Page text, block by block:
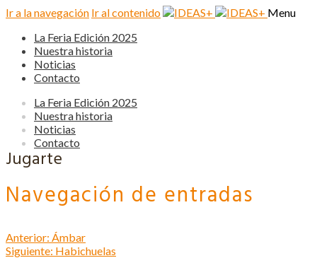
Ir a la navegación Ir al contenido
Menu
La Feria Edición 2025
Nuestra historia
Noticias
Contacto
La Feria Edición 2025
Nuestra historia
Noticias
Contacto
Jugarte
Navegación de entradas
Anterior: Ámbar
Siguiente: Habichuelas